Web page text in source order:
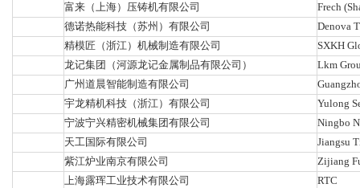
富来（上海）压铸机有限公司
Frech
德诺热能科技（苏州）有限公司
Denova
精模匠（浙江）机械制造有限公司
SXKH
龙记集团（河源龙记金属制品有限公司）
Lkm
广州道晨智能制造有限公司
宇龙精机科技（浙江）有限公司
Yulong
宁波宁兴精密机械集团有限公司
Ningbo
天工国际有限公司
Jiangsu
紫江炉业南京有限公司
Zijiang
上海露珲工业技术有限公司
RTC